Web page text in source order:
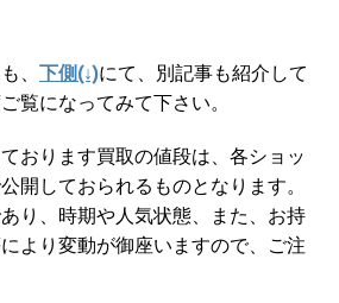
、 下側(↓)にて、別記事も紹介して
覧になってみて下さい。
おります買取の値段は、各ショッ
開しておられるものとなります。
り、時期や人気状態、また、お持
より変動が御座いますので、ご注